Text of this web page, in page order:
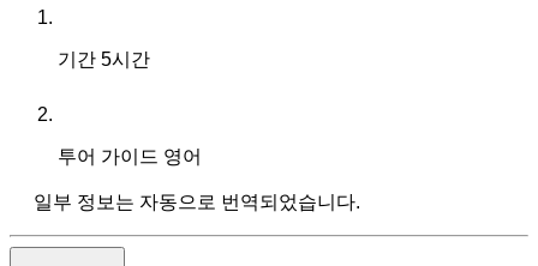
기간 5시간
투어 가이드 영어
일부 정보는 자동으로 번역되었습니다.